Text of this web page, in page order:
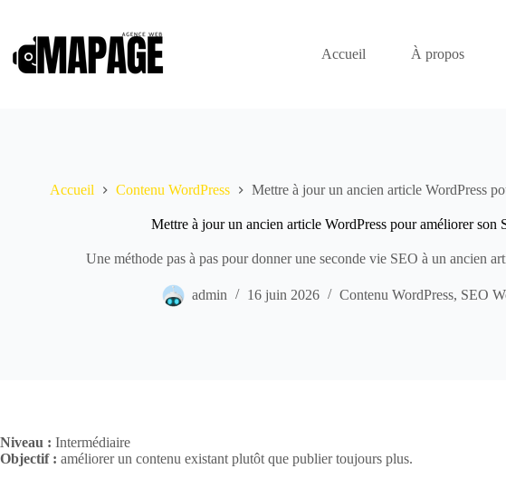
contenu
Accueil
À propos
Accueil Contenu WordPress Mettre à jour un ancien article WordPress
Mettre à jour un ancien article WordPress pour améliorer son
Une méthode pas à pas pour donner une seconde vie SEO à un ancien
admin 16 juin 2026 Contenu WordPress, SEO
Niveau : Intermédiaire
Objectif : améliorer un contenu existant plutôt que publier toujours plus.